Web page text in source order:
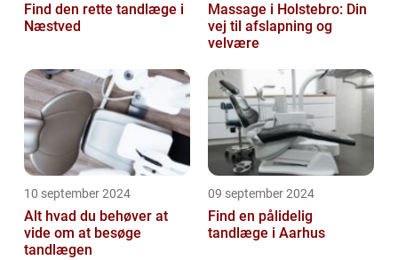
Find den rette tandlæge i
Næstved
Massage i Holstebro: Din
vej til afslapning og
velvære
10 september 2024
Alt hvad du behøver at
vide om at besøge
tandlægen
09 september 2024
Find en pålidelig
tandlæge i Aarhus